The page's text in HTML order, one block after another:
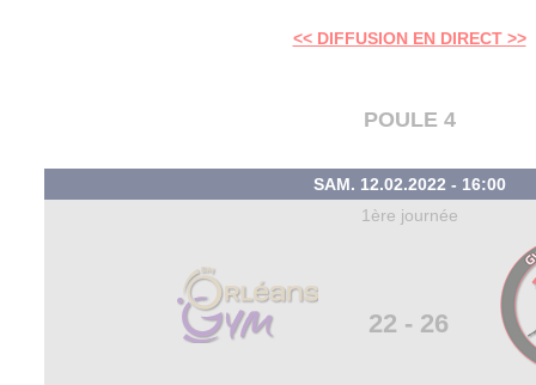
<< DIFFUSION EN DIRECT >>
POULE 4
SAM. 12.02.2022 - 16:00
1ère journée
22 - 26